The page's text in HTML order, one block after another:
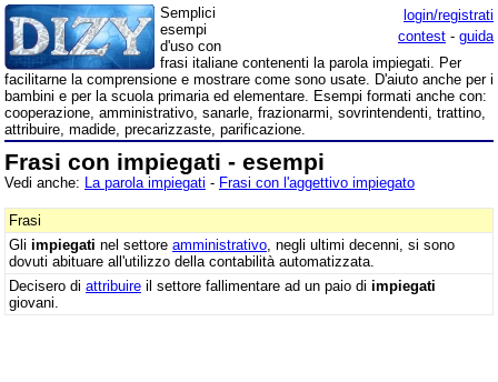
login/registrati
contest - guida
Semplici
esempi
d'uso con
frasi italiane contenenti la parola impiegati. Per
facilitarne la comprensione e mostrare come sono usate. D'aiuto anche per i
bambini e per la scuola primaria ed elementare. Esempi formati anche con:
cooperazione, amministrativo, sanarle, frazionarmi, sovrintendenti, trattino,
attribuire, madide, precarizzaste, parificazione.
Frasi con impiegati - esempi
Vedi anche: La parola impiegati - Frasi con l'aggettivo impiegato
Frasi
Gli impiegati nel settore amministrativo , negli ultimi decenni, si sono
dovuti abituare all'utilizzo della contabilità automatizzata.
Decisero di attribuire il settore fallimentare ad un paio di impiegati
giovani.